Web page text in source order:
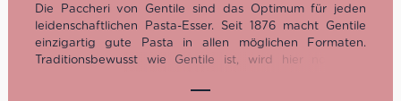
Die Paccheri von Gentile sind das Optimum für jeden
leidenschaftlichen Pasta-Esser. Seit 1876 macht Gentile
einzigartig gute Pasta in allen möglichen Formaten.
Traditionsbewusst wie Gentile ist, wird hier noch mit
Tage getrocknet. Die Qualität der Pasta di Gragnano eilt